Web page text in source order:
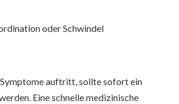
oder Schwindel
Symptome auftritt, sollte sofort ein
Eine schnelle medizinische